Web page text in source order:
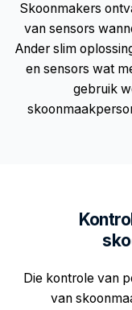
Skoonmakers
van sensors
Ander slim
en sensors wat
gebruik
Die kontrole van
van